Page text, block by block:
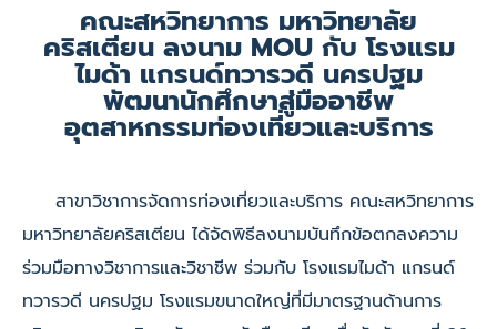
คณะสหวิทยาการ มหาวิทยาลัย
คริสเตียน ลงนาม MOU กับ โรงแรม
ไมด้า แกรนด์ทวารวดี นครปฐม
พัฒนานักศึกษาสู่มืออาชีพ
อุตสาหกรรมท่องเที่ยวและบริการ
สาขาวิชาการจัดการท่องเที่ยวและบริการ คณะสหวิทยาการ
มหาวิทยาลัยคริสเตียน ได้จัดพิธีลงนามบันทึกข้อตกลงความ
ร่วมมือทางวิชาการและวิชาชีพ ร่วมกับ โรงแรมไมด้า แกรนด์
ทวารวดี นครปฐม โรงแรมขนาดใหญ่ที่มีมาตรฐานด้านการ